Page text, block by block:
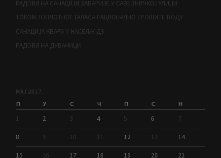
РАДОВИ НА САНАЦИЈИ ХАВАРИЈЕ У САВЕЗНИЧКОЈ УЛИЦИ
ТОКОМ ТОПЛОТНОГ ТАЛАСА РАЦИОНАЛНО ТРОШИТЕ ВОДУ
САНАЦИЈА КВАРА У НАСЕЉУ Д3
РАДОВИ НА ДУВАНИЦИ
МАЈ 2017.
П У С Ч П С Н
1 2 3 4 5 6 7
8 9 10 11 12 13 14
15 16 17 18 19 20 21